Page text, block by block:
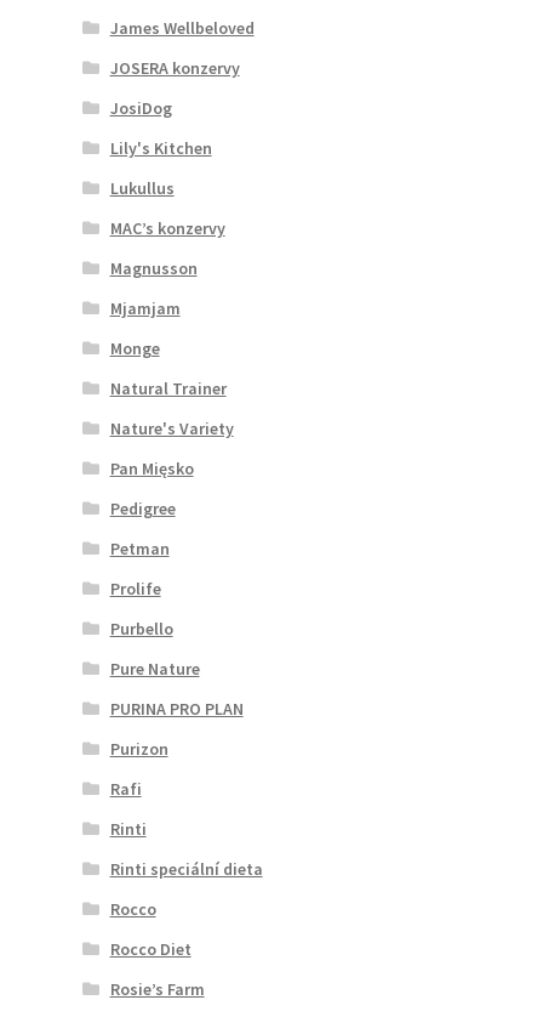
James Wellbeloved
JOSERA konzervy
JosiDog
Lily's Kitchen
Lukullus
MAC’s konzervy
Magnusson
Mjamjam
Monge
Natural Trainer
Nature's Variety
Pan Mięsko
Pedigree
Petman
Prolife
Purbello
Pure Nature
PURINA PRO PLAN
Purizon
Rafi
Rinti
Rinti speciální dieta
Rocco
Rocco Diet
Rosie’s Farm